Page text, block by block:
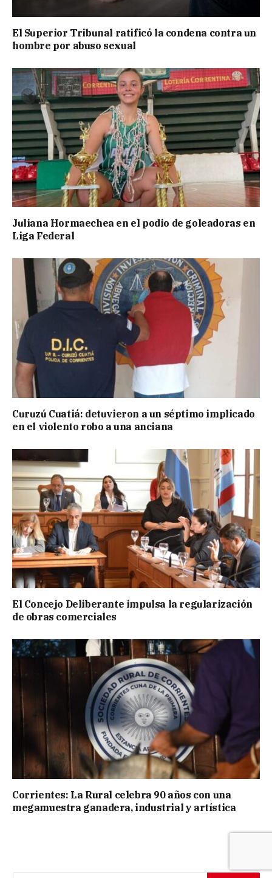
El Superior Tribunal ratificó la condena contra un
hombre por abuso sexual
Juliana Hormaechea en el podio de goleadoras en
Liga Federal
Curuzú Cuatiá: detuvieron a un séptimo implicado
en el violento robo a una anciana
El Concejo Deliberante impulsa la regularización
de obras comerciales
Corrientes: La Rural celebra 90 años con una
megamuestra ganadera, industrial y artística